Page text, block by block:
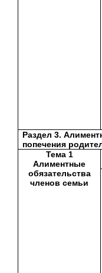
Раздел 3.
попечения
Тема 1
Алиментные
обязательства
членов семьи